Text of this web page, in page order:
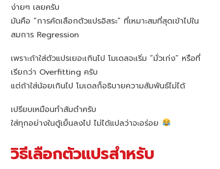
ง่ายๆ เลยครับ
มันคือ “การคัดเลือกตัวแปรอิสระ” ที่เหมาะสมที่สุดเข้าไปใน
สมการ Regression
เพราะถ้าใส่ตัวแปรเยอะเกินไป โมเดลจะเริ่ม “มั่วเก่ง” หรือที่
เรียกว่า Overfitting ครับ
แต่ถ้าใส่น้อยเกินไป โมเดลก็อธิบายความสัมพันธ์ไม่ได้
เปรียบเหมือนทำส้มตำครับ
ใส่ทุกอย่างในตู้เย็นลงไป ไม่ได้แปลว่าจะอร่อย
วิธีเลือกตัวแปรสำหรับ